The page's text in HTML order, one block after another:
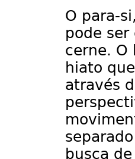
O para-
pode ser
cerne. O
hiato
através
busca